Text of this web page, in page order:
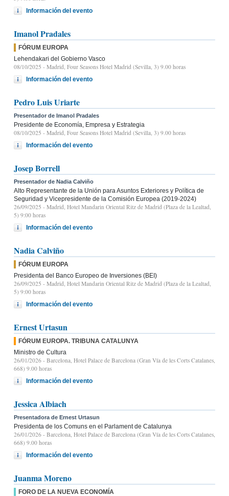
Información del evento
Imanol Pradales
FÓRUM EUROPA
Lehendakari del Gobierno Vasco
08/10/2025 - Madrid, Four Seasons Hotel Madrid (Sevilla, 3) 9.00 horas
Información del evento
Pedro Luis Uriarte
Presentador de Imanol Pradales
Presidente de Economía, Empresa y Estrategia
08/10/2025 - Madrid, Four Seasons Hotel Madrid (Sevilla, 3) 9.00 horas
Información del evento
Josep Borrell
Presentador de Nadia Calviño
Alto Representante de la Unión para Asuntos Exteriores y Política de
Seguridad y Vicepresidente de la Comisión Europea (2019-2024)
26/09/2025 - Madrid, Hotel Mandarin Oriental Ritz de Madrid (Plaza de la Lealtad,
5) 9:00 horas
Información del evento
Nadia Calviño
FÓRUM EUROPA
Presidenta del Banco Europeo de Inversiones (BEI)
26/09/2025 - Madrid, Hotel Mandarin Oriental Ritz de Madrid (Plaza de la Lealtad,
5) 9:00 horas
Información del evento
Ernest Urtasun
FÓRUM EUROPA. TRIBUNA CATALUNYA
Ministro de Cultura
26/01/2026 - Barcelona, Hotel Palace de Barcelona (Gran Vía de les Corts Catalanes,
668) 9.00 horas
Información del evento
Jessica Albiach
Presentadora de Ernest Urtasun
Presidenta de los Comuns en el Parlament de Catalunya
26/01/2026 - Barcelona, Hotel Palace de Barcelona (Gran Vía de les Corts Catalanes,
668) 9.00 horas
Información del evento
Juanma Moreno
FORO DE LA NUEVA ECONOMÍA